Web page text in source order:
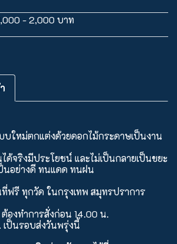
- 2,000 บาท
บใหม่ตกแต่งด้วยดอกไม้กระดาษเป็นงาน
ด้จริงมีประโยชน์ และไม่เป็นกลายเป็นขยะ
นอย่างดี ทนแดด ทนฝน
ฟรี ทุกวัด ในกรุงเทพ สมุทรปราการ
องทำการสั่งก่อน 14.00 น.
เป็นรอบส่งวันพรุ่งนี้